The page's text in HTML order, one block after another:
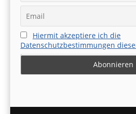
Hiermit akzeptiere ich die
Datenschutzbestimmungen